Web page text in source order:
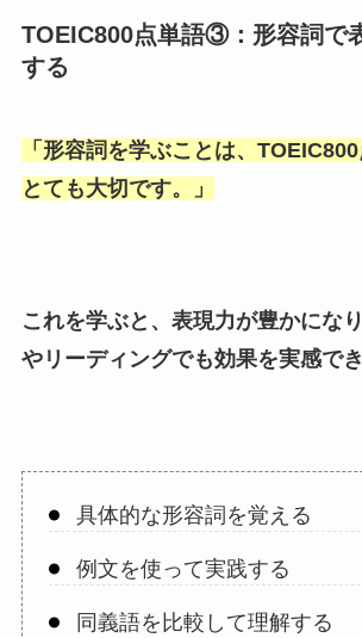
TOEIC800点単語③：形容詞で
する
「 形容詞を学ぶことは、
とても大切です。
」
これを学ぶと、表現力が豊かにな
やリーディングでも効果を実感でき
具体的な形容詞を覚える
例文を使って実践する
同義語を比較して理解する